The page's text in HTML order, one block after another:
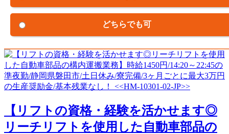
どちらでも可
【リフトの資格・経験を活かせます◎
リーチリフトを使用した自動車部品の